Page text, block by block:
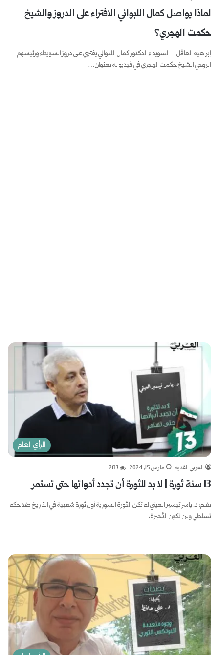
لماذا يواصل كمال اللبواني الافتراء على الدروز والشيخ
حكمت الهجري؟
إبراهيم العاقل – السويداء الدكتور كمال اللبواني يفتري على دروز السويداء ورئيسهم
الروحي الشيخ حكمت الهجري في فيديو له بعنوان…
الرأي العام
العربي القديم مارس 15, 2024 287
13 سنة ثورة | لا بد للثورة أن تجدد أدواتها حتى تستمر
بقلم: د. ياسر تيسير العيتي لم تكن الثورة السورية أول ثورة شعبية في التاريخ ضد حكم
تسلطي ولن تكون الأخيرة،…